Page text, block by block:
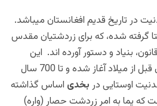
در تاريخ قديم افغانستان ميباشد.
گرفته شده، كه براى زردشتيان مقدس
بنياد و دستور آورده اند. اين
مدنيت در حدود 1200 سال قبل از ميلاد آغاز شده و تا 700 سال
اوستايى در بخدى اساس گذاشته
که یما به امر زردشت حصار (واره)